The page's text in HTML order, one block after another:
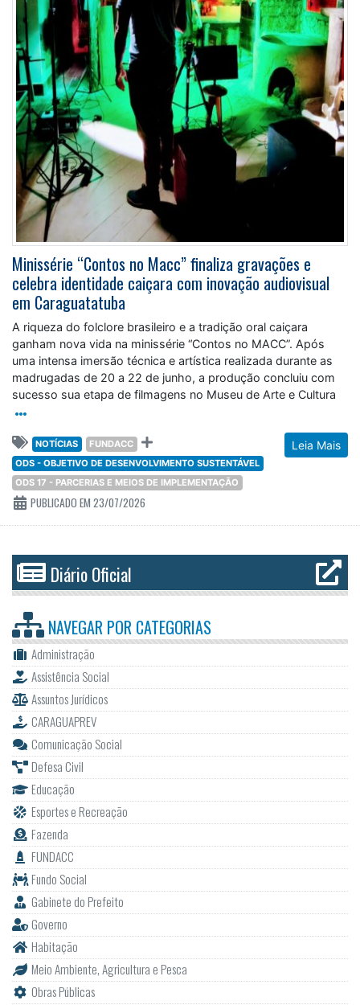
Minissérie “Contos no Macc” finaliza gravações e
celebra identidade caiçara com inovação audiovisual
em Caraguatatuba
A riqueza do folclore brasileiro e a tradição oral caiçara
ganham nova vida na minissérie “Contos no MACC”. Após
uma intensa imersão técnica e artística realizada durante as
madrugadas de 20 a 22 de junho, a produção concluiu com
sucesso sua etapa de filmagens no Museu de Arte e Cultura
Leia Mais
NOTÍCIAS
FUNDACC
ODS - OBJETIVO DE DESENVOLVIMENTO SUSTENTÁVEL
ODS 17 - PARCERIAS E MEIOS DE IMPLEMENTAÇÃO
PUBLICADO EM 23/07/2026
Diário Oficial
NAVEGAR POR CATEGORIAS
Administração
Assistência Social
Assuntos Jurídicos
CARAGUAPREV
Comunicação Social
Defesa Civil
Educação
Esportes e Recreação
Fazenda
FUNDACC
Fundo Social
Gabinete do Prefeito
Governo
Habitação
Meio Ambiente, Agricultura e Pesca
Obras Públicas